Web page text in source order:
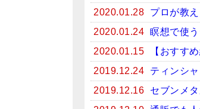
2020.01.28
プロが教
2020.01.24 瞑想で使
2020.01.15
【おすす
2019.12.24
ティンシ
2019.12.16
セブンメ